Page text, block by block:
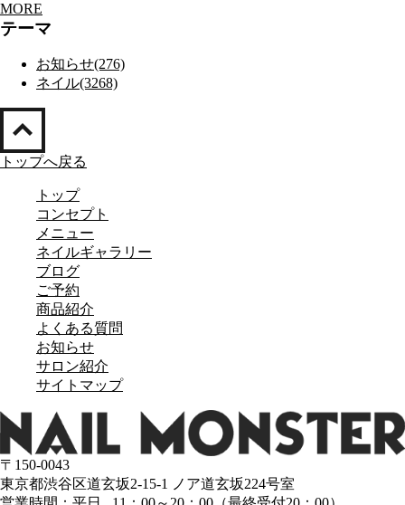
MORE
テーマ
お知らせ(276)
ネイル(3268)
トップへ戻る
トップ
コンセプト
メニュー
ネイルギャラリー
ブログ
ご予約
商品紹介
よくある質問
お知らせ
サロン紹介
サイトマップ
〒150-0043
東京都渋谷区道玄坂2-15-1 ノア道玄坂224号室